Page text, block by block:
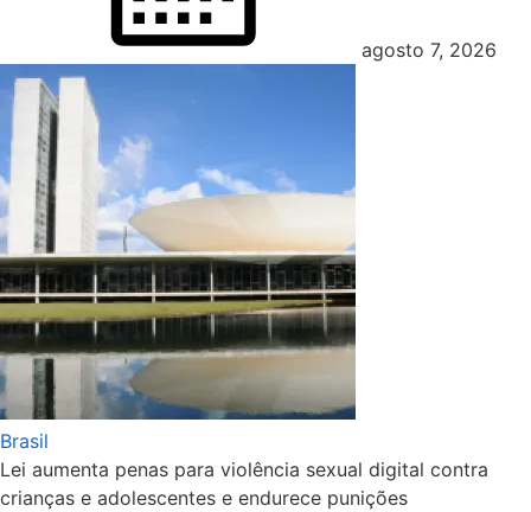
agosto 7, 2026
Brasil
Lei aumenta penas para violência sexual digital contra
crianças e adolescentes e endurece punições